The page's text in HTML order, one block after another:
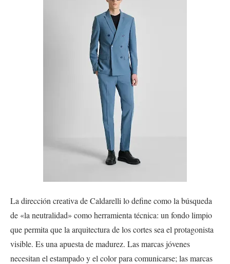
La dirección creativa de Caldarelli lo define como la búsqueda
de «la neutralidad» como herramienta técnica: un fondo limpio
que permita que la arquitectura de los cortes sea el protagonista
visible. Es una apuesta de madurez. Las marcas jóvenes
necesitan el estampado y el color para comunicarse; las marcas